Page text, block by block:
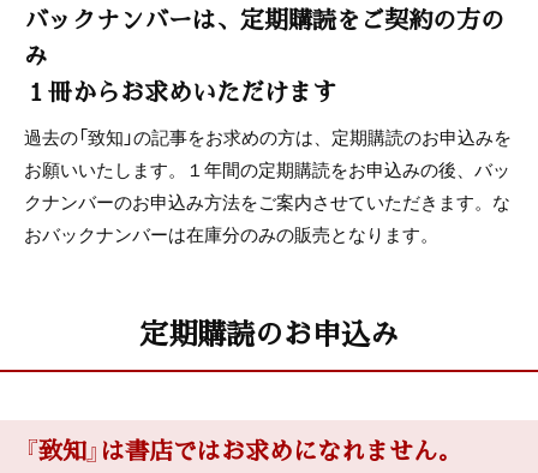
バックナンバーは、定期購読をご契約の方の
み
１冊からお求めいただけます
過去の「致知」の記事をお求めの方は、定期購読のお申込みを
お願いいたします。１年間の定期購読をお申込みの後、バッ
クナンバーのお申込み方法をご案内させていただきます。な
おバックナンバーは在庫分のみの販売となります。
定期購読のお申込み
『致知』は書店ではお求めになれません。